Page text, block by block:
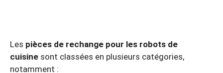
Les pièces de rechange pour les robots de
cuisine sont classées en plusieurs catégories,
notamment :